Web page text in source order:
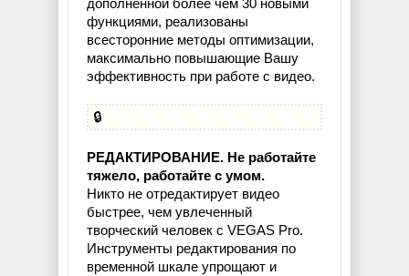
дополненной более чем 30 новыми
функциями, реализованы
всесторонние методы оптимизации,
максимально повышающие Вашу
эффективность при работе с видео.
🔒
РЕДАКТИРОВАНИЕ. Не работайте
тяжело, работайте с умом.
Никто не отредактирует видео
быстрее, чем увлеченный
творческий человек с VEGAS Pro.
Инструменты редактирования по
временной шкале упрощают и